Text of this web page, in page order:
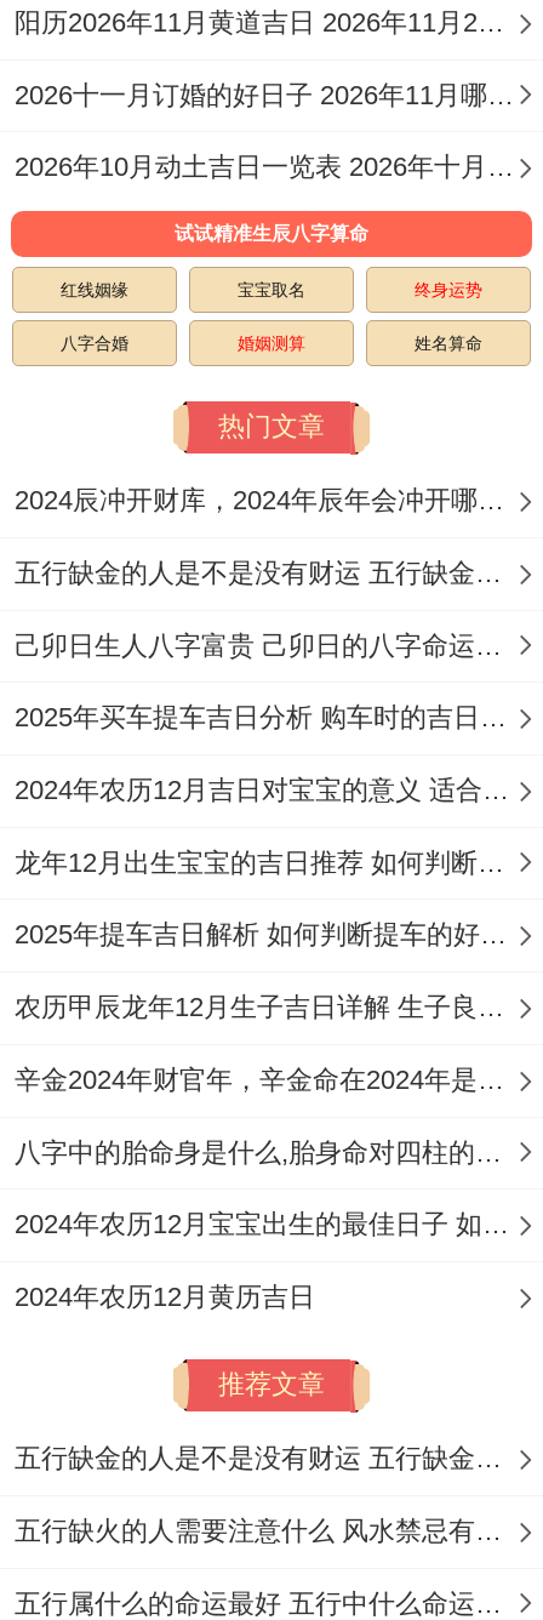
单，避免日后返工...在同时告知邻居,取得谅
解,维护良好邻里关系?!
施工过程中严谨监督水电等隐蔽工程.这是家
合标准，材料环保健康！完工后，彻底清洁
空间，做好通风。
接着可依循传统进行「谢土」仪式，感谢土
地神的护佑，祈求长久居住平安。
装修专属民俗仪式蕴含深厚文化。开工当天
普通会举行轻松仪式，比方说在工地现场摆
安，张贴红纸或「开工大吉」字样,寓意红火
吉祥,驱邪避煞.
选择吉时敲击墙体，标记性地动工，宣告工
的日子的美好期盼！
相关风水布局需按空间规划。大门以...的身
免直对楼梯或电梯.客厅宜宽敞明亮，家具摆
放呈环抱之势，利于聚气聚财，厨房代表食
顶！卧室追求安静稳定，床不宜正对房门或
应保持干净干燥，门常关闭,避免秽气外泄?!
遵循2026年4月吉日原则，结合生肖运势与
风水布局，助力家宅兴旺、工程圆满；开启
阳历2026年11月黄道吉日 2026年11月26日阳历黄道吉日
2026十一月订婚的好日子 2026年11月哪天订婚好
2026年10月动土吉日一览表 2026年十月六日能动土吗
试试精准生辰八字算命
红线姻缘 宝宝取名 终身运势
八字合婚 婚姻测算 姓名算命
热门文章
2024辰冲开财库，2024年辰年会冲开哪些人的财库
五行缺金的人是不是没有财运 五行缺金的人命运好不好
己卯日生人八字富贵 己卯日的八字命运如何
2025年买车提车吉日分析 购车时的吉日与禁忌
2024年农历12月吉日对宝宝的意义 适合龙年宝宝出生的日子有哪些
龙年12月出生宝宝的吉日推荐 如何判断吉日是否适合宝宝
2025年提车吉日解析 如何判断提车的好日子
农历甲辰龙年12月生子吉日详解 生子良辰的影响因素
辛金2024年财官年，辛金命在2024年是财官年还是财印年
八字中的胎命身是什么,胎身命对四柱的影响
2024年农历12月宝宝出生的最佳日子 如何挑选适合的吉日
2024年农历12月黄历吉日
推荐文章
五行缺金的人是不是没有财运 五行缺金的人命运好不好
五行缺火的人需要注意什么 风水禁忌有哪些
五行属什么的命运最好 五行中什么命运势旺盛